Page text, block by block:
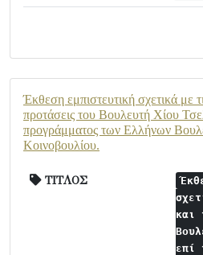
Έκθεση εμπιστευτική σχετικά με
προτάσεις του Βουλευτή Χίου
προγράμματος των Ελλήνων
Κοινοβουλίου.
ΤΙΤΛΟΣ
και
επί